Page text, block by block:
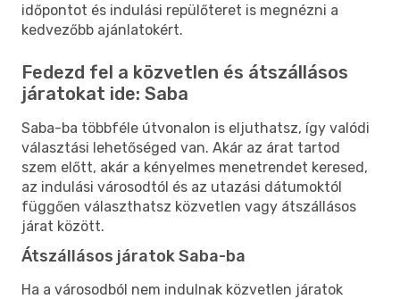
időpontot és indulási repülőteret is megnézni a
kedvezőbb ajánlatokért.
Fedezd fel a közvetlen és átszállásos
járatokat ide: Saba
Saba-ba többféle útvonalon is eljuthatsz, így valódi
választási lehetőséged van. Akár az árat tartod
szem előtt, akár a kényelmes menetrendet keresed,
az indulási városodtól és az utazási dátumoktól
függően választhatsz közvetlen vagy átszállásos
járat között.
Átszállásos járatok Saba-ba
Ha a városodból nem indulnak közvetlen járatok